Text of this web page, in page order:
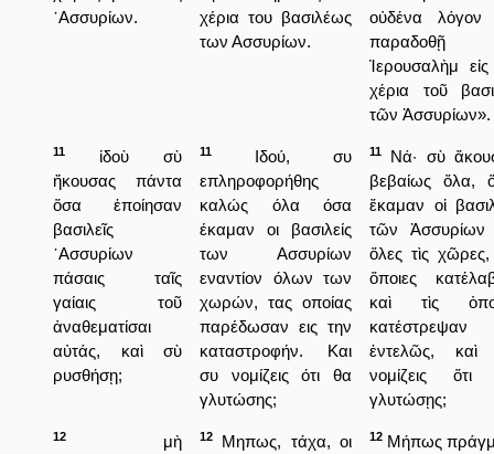
᾿Ασσυρίων.
χέρια του βασιλέως
των Ασσυρίων.
οὐδένα λόγον
Ἱερουσαλὴμ
χέρια τοῦ
τῶν Ἀσσυρίων».
11
ἰδοὺ σὺ
ἤκουσας πάντα
ὅσα ἐποίησαν
βασιλεῖς
᾿Ασσυρίων
πάσαις ταῖς
γαίαις τοῦ
ἀναθεματίσαι
αὐτάς, καὶ σὺ
ρυσθήσῃ;
11
Ιδού, συ
επληροφορήθης
καλώς όλα όσα
έκαμαν οι βασιλείς
των Ασσυρίων
εναντίον όλων των
χωρών, τας οποίας
παρέδωσαν εις την
καταστροφήν. Και
συ νομίζεις ότι θα
γλυτώσης;
11
Νά· σὺ
βεβαίως ὅλα,
ἔκαμαν οἱ
τῶν Ἀσσυρίων
ὅλες τὶς χῶρες,
ὅποιες
καὶ τὶς
κατέστρεψαν
ἐντελῶς, καὶ
νομίζεις ὅτι
γλυτώσῃς;
12
μὴ
12
Μηπως, τάχα, οι
12 Μήπως